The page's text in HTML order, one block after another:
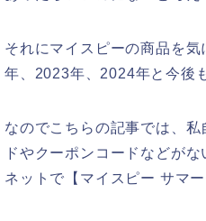
それにマイスピーの商品を
年、2023年、2024年と今後
なのでこちらの記事では、
ドやクーポンコードなどが
ネットで【マイスピー サマ